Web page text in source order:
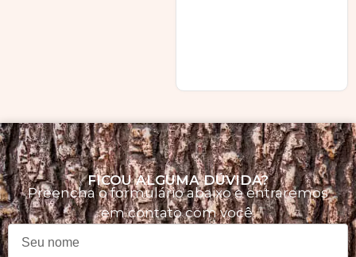
FICOU ALGUMA DÚVIDA?
Preencha o formulário abaixo e entraremos
em contato com você.